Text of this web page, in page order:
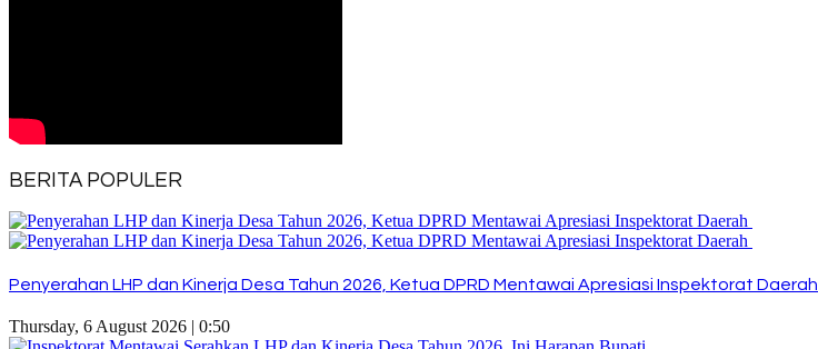
BERITA POPULER
Penyerahan LHP dan Kinerja Desa Tahun 2026, Ketua DPRD Mentawai Apresiasi Inspektorat Daerah
Thursday, 6 August 2026 | 0:50